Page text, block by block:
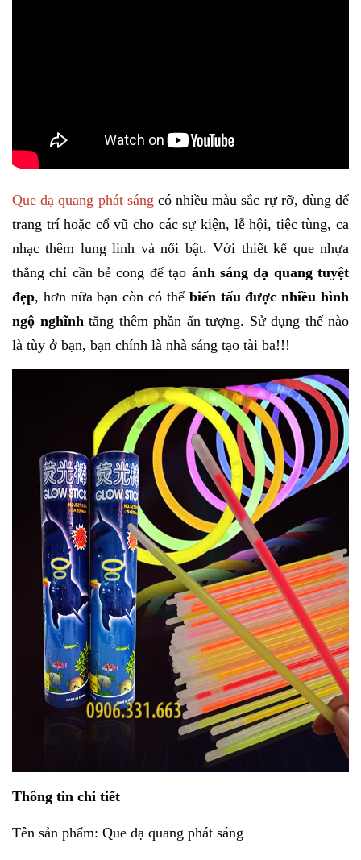
Que dạ quang phát sáng có nhiều màu sắc rự rỡ, dùng để
trang trí hoặc cổ vũ cho các sự kiện, lễ hội, tiệc tùng, ca
nhạc thêm lung linh và nổi bật. Với thiết kế que nhựa
thẳng chỉ cần bẻ cong để tạo ánh sáng dạ quang tuyệt
đẹp, hơn nữa bạn còn có thểbiến tấu được nhiều hình
ngộ nghĩnhtăng thêm phần ấn tượng. Sử dụng thế nào
là tùy ở bạn, bạn chính là nhà sáng tạo tài ba!!!
Thông tin chi tiết
Tên sản phẩm: Que dạ quang phát sáng